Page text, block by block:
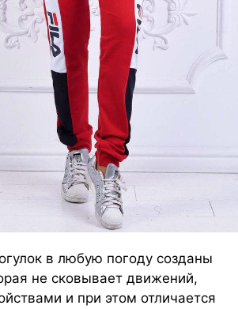
в любую погоду созданы
не сковывает движений,
и при этом отличается